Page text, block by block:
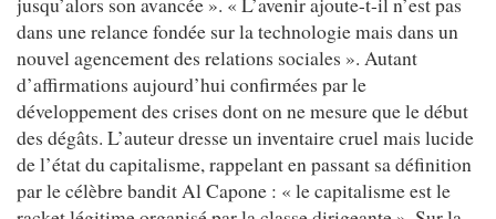
dans une relance fondée sur la technologie mais dans un
nouvel agencement des relations sociales ». Autant
d’affirmations aujourd’hui confirmées par le
développement des crises dont on ne mesure que le début
des dégâts. L’auteur dresse un inventaire cruel mais lucide
de l’état du capitalisme, rappelant en passant sa définition
par le célèbre bandit Al Capone : « le capitalisme est le